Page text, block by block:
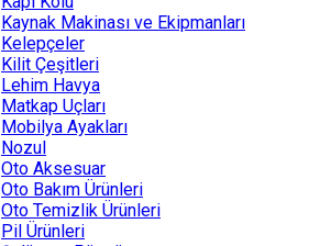
Kaynak Makinası ve Ekipmanları
Kelepçeler
Kilit Çeşitleri
Lehim Havya
Matkap Uçları
Mobilya Ayakları
Nozul
Oto Aksesuar
Oto Bakım Ürünleri
Oto Temizlik Ürünleri
Pil Ürünleri